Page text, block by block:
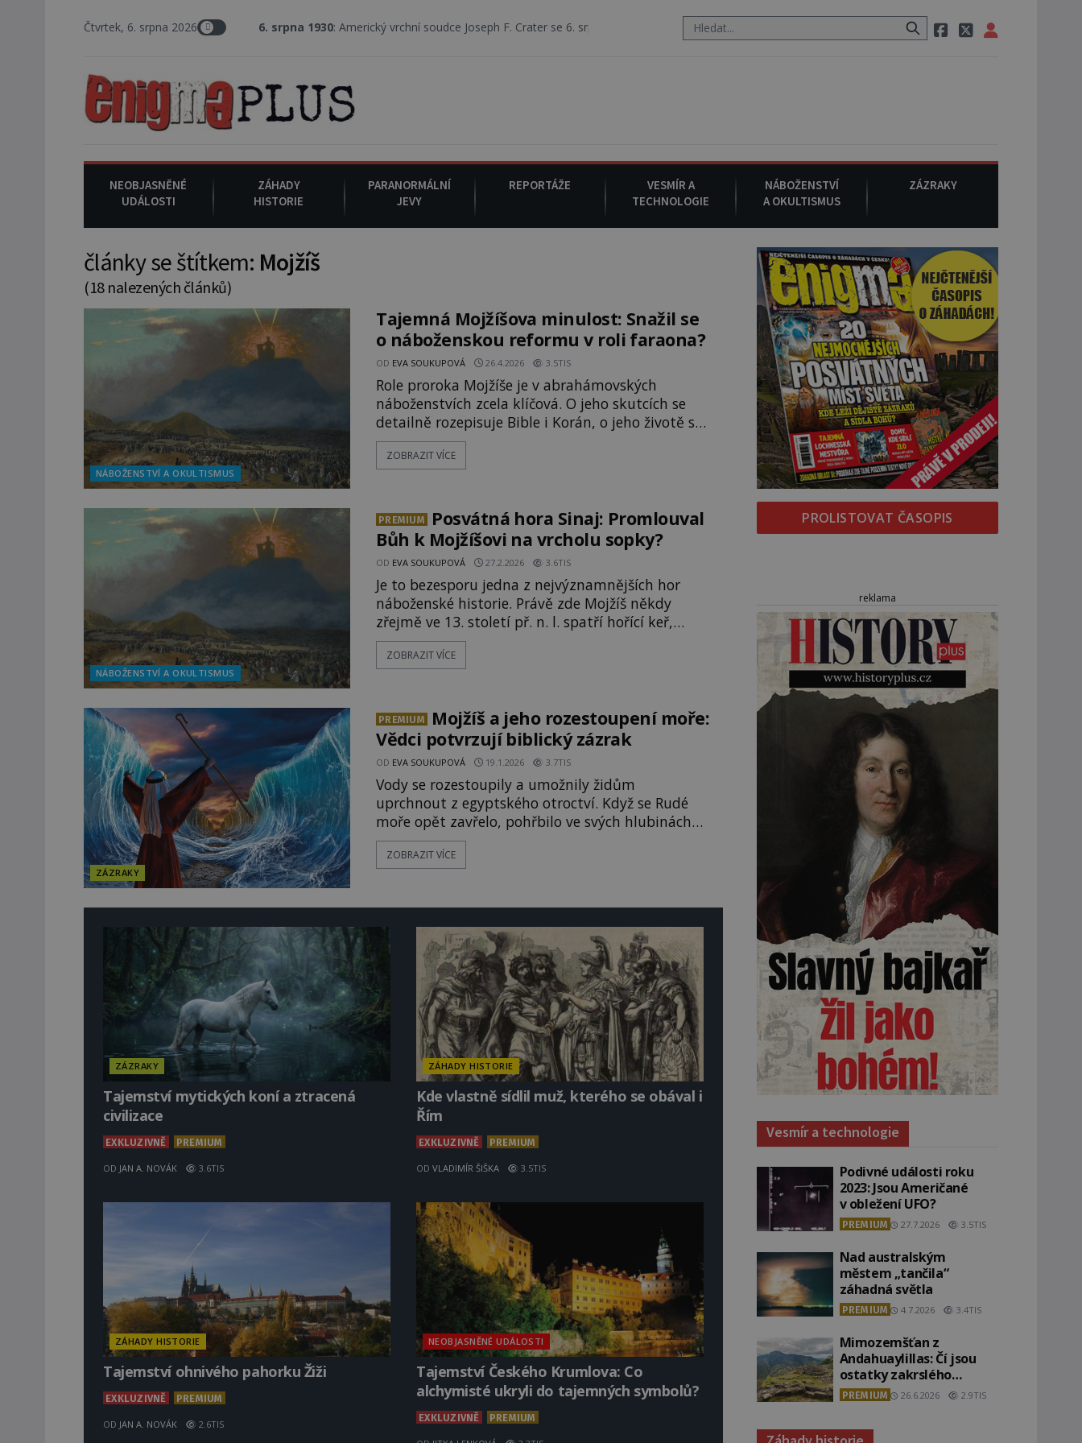
Čtvrtek, 6. srpna 20266. srpna 1930 : Americký vrchní soudce Joseph F. Crater se 6. srpna 1930 navečeří ve své oblíbené restauraci, pak si na ulici zavolá taxi, nasedne do něj a už ho nikdy nikdo
NEOBJASNĚNÉ
UDÁLOSTI
ZÁHADY
HISTORIE
PARANORMÁLNÍ
JEVY
REPORTÁŽE
VESMÍR A
TECHNOLOGIE
NÁBOŽENSTVÍ
A OKULTISMUS
ZÁZRAKY
články se štítkem: Mojžíš
(18 nalezených článků)
NÁBOŽENSTVÍ A OKULTISMUS
Tajemná Mojžíšova minulost: Snažil se
o náboženskou reformu v roli faraona?
OD EVA SOUKUPOVÁ 26.4.2026 3.5TIS
Role proroka Mojžíše je v abrahámovských
náboženstvích zcela klíčová. O jeho skutcích se
detailně rozepisuje Bible i Korán, o jeho životě se
toho ale ví jen velmi málo. Není známo, kdy žil a
odkud přišel a co dělal, než k němu začal
egyptským panovníkem Achnatonem. „
ZOBRAZIT VÍCE
NÁBOŽENSTVÍ A OKULTISMUS
PREMIUM
Posvátná hora Sinaj: Promlouval
Bůh k Mojžíšovi na vrcholu sopky?
OD EVA SOUKUPOVÁ 27.2.2026 3.6TIS
Je to bezesporu jedna z nejvýznamnějších hor
náboženské historie. Právě zde Mojžíš někdy
zřejmě ve 13. století př. n. l. spatří hořící keř,
opakovaně tu rozmlouvá s Hospodinem, dostává
desky s Desaterem přikázání, návod na výrobu
by se mohla nacházet? „Je to je
ZOBRAZIT VÍCE
ZÁZRAKY
PREMIUM
Mojžíš a jeho rozestoupení moře:
Vědci potvrzují biblický zázrak
OD EVA SOUKUPOVÁ 19.1.2026 3.7TIS
Vody se rozestoupily a umožnily židům
uprchnout z egyptského otroctví. Když se Rudé
moře opět zavřelo, pohřbilo ve svých hlubinách
faraonovu armádu, která byla židům v patách.
Příběh shodně popisuje Bible i Korán a nejnovější
náboženský
ZOBRAZIT VÍCE
ZÁZRAKY
Tajemství mytických koní a ztracená
civilizace
EXKLUZIVNĚ PREMIUM
OD JAN A. NOVÁK 3.6TIS
ZÁHADY HISTORIE
Kde vlastně sídlil muž, kterého se obával i
Řím
EXKLUZIVNĚ PREMIUM
OD VLADIMÍR ŠIŠKA 3.5TIS
ZÁHADY HISTORIE
Tajemství ohnivého pahorku Žiži
EXKLUZIVNĚ PREMIUM
OD JAN A. NOVÁK 2.6TIS
NEOBJASNĚNÉ UDÁLOSTI
Tajemství Českého Krumlova: Co
alchymisté ukryli do tajemných symbolů?
EXKLUZIVNĚ PREMIUM
PROLISTOVAT ČASOPIS
reklama
Vesmír a technologie
Podivné události roku
2023: Jsou Američané
v obležení UFO?
PREMIUM 27.7.2026 3.5TIS
Nad australským
městem „tančila“
záhadná světla
PREMIUM 4.7.2026 3.4TIS
Mimozemšťan z
Andahuaylillas: Čí jsou
ostatky zakrslého
stvoření s ohromnou
lebkou?
PREMIUM 26.6.2026 2.9TIS